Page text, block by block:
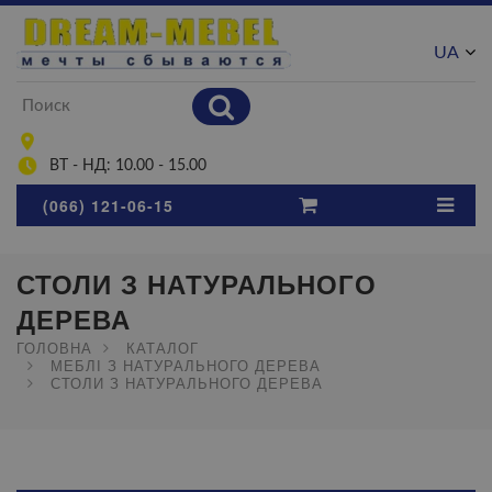
ВТ - НД: 10.00 - 15.00
UA
(066) 121-06-15
СТОЛИ З НАТУРАЛЬНОГО
ДЕРЕВА
ГОЛОВНА
КАТАЛОГ
МЕБЛІ З НАТУРАЛЬНОГО ДЕРЕВА
СТОЛИ З НАТУРАЛЬНОГО ДЕРЕВА